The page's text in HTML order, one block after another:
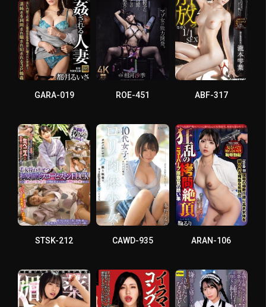
GARA-019 ROE-451 ABF-317
STSK-212 CAWD-935 ARAN-106